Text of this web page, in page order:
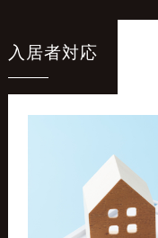
入居者対応